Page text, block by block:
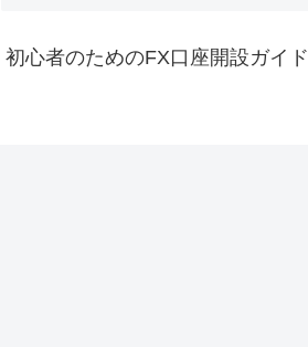
初心者のためのFX口座開設ガイド